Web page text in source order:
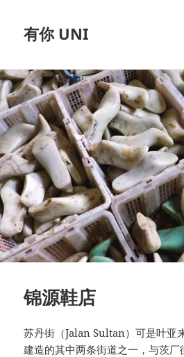
有你 UNI
锦源鞋店
苏丹街（Jalan Sultan）可是叶亚
建造的其中两条街道之一，与茨厂